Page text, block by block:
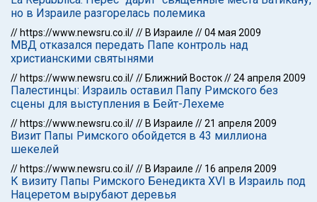
но в Израиле разгорелась полемика
// https://www.newsru.co.il/// В Израиле //04 мая 2009
МВД отказался передать Папе контроль над
христианскими святынями
// https://www.newsru.co.il/// Ближний Восток//24 апреля 2009
Палестинцы: Израиль оставил Папу Римского без
сцены для выступления в Бейт-Лехеме
// https://www.newsru.co.il/// В Израиле //21 апреля 2009
Визит Папы Римского обойдется в 43 миллиона
шекелей
// https://www.newsru.co.il/// В Израиле // 16 апреля 2009
К визиту Папы Римского Бенедикта XVI в Израиль под
Нацеретом вырубают деревья